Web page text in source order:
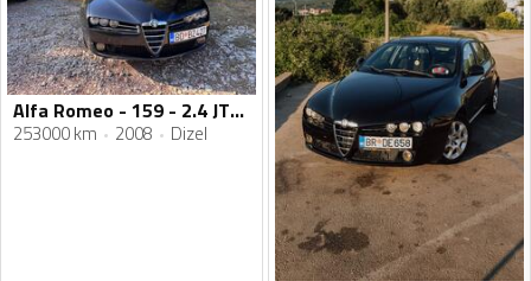
Alfa Romeo - 159 - 2.4 JTDM
253000 km 2008 Dizel